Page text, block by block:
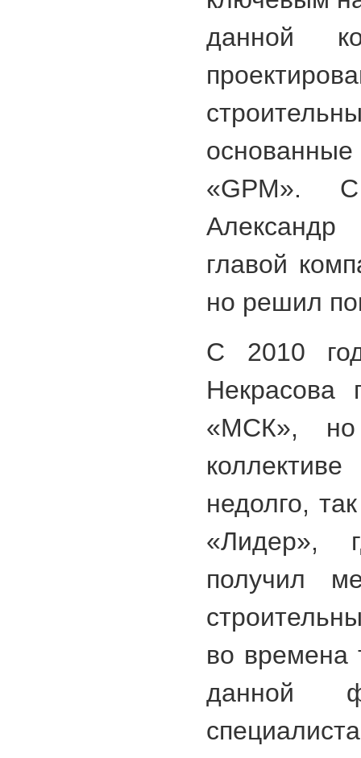
данной
«GPM».
главой
но решил
С 2010
«МСК»,
недолго,
«Лидер»,
получил
во времена
данной